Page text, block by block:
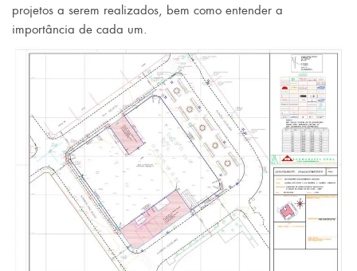
projetos a serem realizados, bem como entender a
importância de cada um.